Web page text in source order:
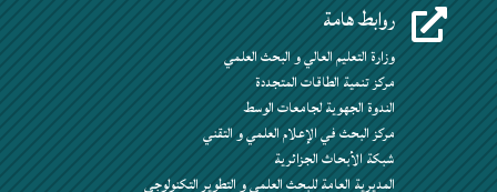
 روابط هامة
وزارة التعليم العالي و البحث العلمي
مركز تنمية الطاقات المتجددة
الندوة الجهوية لجامعات الوسط
مركز البحث في الإعلام العلمي و التقني
شبكة الأبحاث الجزائرية
المديرية العامة للبحث العلمي و التطوير التكنولوجي